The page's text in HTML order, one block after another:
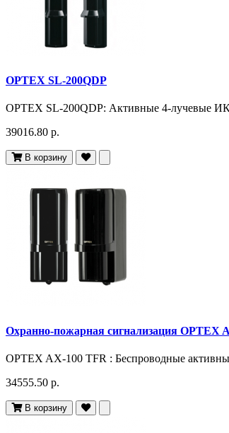
OPTEX SL-200QDP
OPTEX SL-200QDP: Активные 4-лучевые
39016.80 р.
В корзину
Охранно-пожарная сигнализация OPTEX
OPTEX AX-100 TFR : Беспроводные
34555.50 р.
В корзину